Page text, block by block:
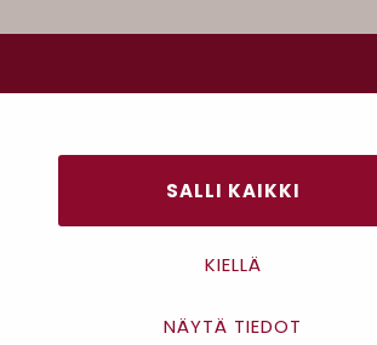
SALLI KAIKKI
KIELLÄ
NÄYTÄ TIEDOT